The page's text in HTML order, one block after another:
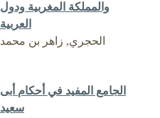
والمملكة المغربية ودول
العربية
الحجري, زاهر بن محمد
الجامع المفيد في أحكام أبى
سعيد